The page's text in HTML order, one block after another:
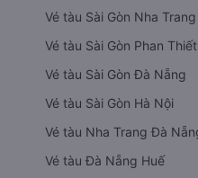
Vé tàu Sài Gòn Nha Trang
Vé tàu Sài Gòn Phan Thiết
Vé tàu Sài Gòn Đà Nẵng
Vé tàu Sài Gòn Hà Nội
Vé tàu Nha Trang Đà
Vé tàu Đà Nẵng Huế